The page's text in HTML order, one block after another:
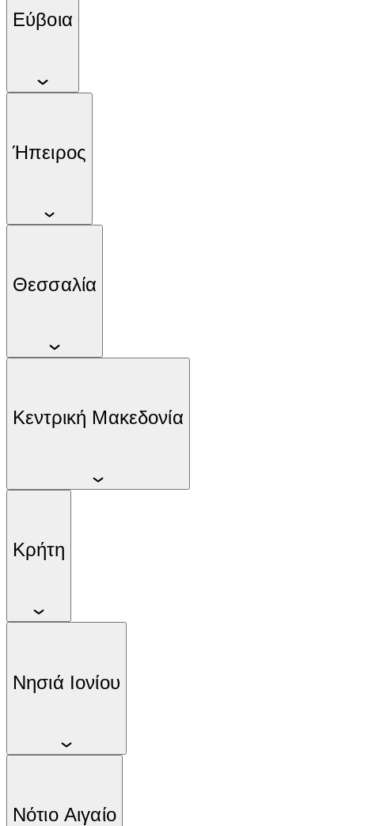
Εύβοια
Ήπειρος
Θεσσαλία
Κεντρική Μακεδονία
Κρήτη
Νησιά Ιονίου
Νότιο Αιγαίο